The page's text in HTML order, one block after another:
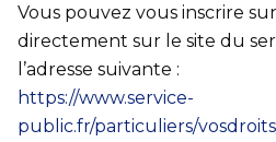
Vous pouvez vous inscrire
directement sur le site du
l’adresse suivante :
https://www.service-
public.fr/particuliers/